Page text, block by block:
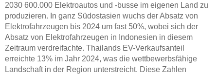
2030 600.000 Elektroautos und -busse im eigenen Land zu
produzieren. In ganz Südostasien wuchs der Absatz von
Elektrofahrzeugen bis 2024 um fast 50%, wobei sich der
Absatz von Elektrofahrzeugen in Indonesien in diesem
Zeitraum verdreifachte. Thailands EV-Verkaufsanteil
erreichte 13% im Jahr 2024, was die wettbewerbsfähige
Landschaft in der Region unterstreicht. Diese Zahlen